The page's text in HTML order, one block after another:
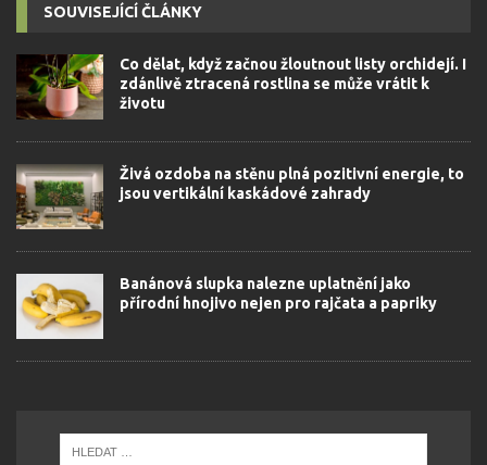
SOUVISEJÍCÍ ČLÁNKY
Co dělat, když začnou žloutnout listy orchidejí. I
zdánlivě ztracená rostlina se může vrátit k
životu
Živá ozdoba na stěnu plná pozitivní energie, to
jsou vertikální kaskádové zahrady
Banánová slupka nalezne uplatnění jako
přírodní hnojivo nejen pro rajčata a papriky